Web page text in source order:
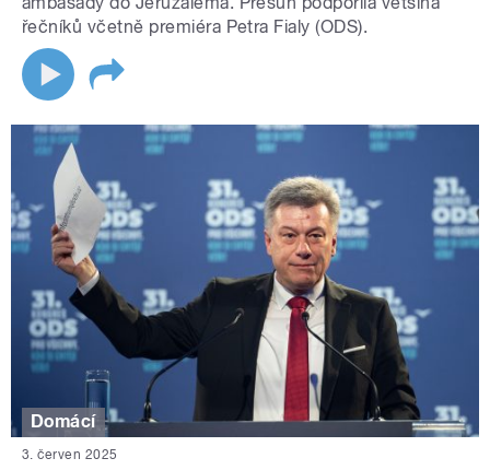
řečníků včetně premiéra Petra Fialy (ODS).
Domácí
3. červen 2025